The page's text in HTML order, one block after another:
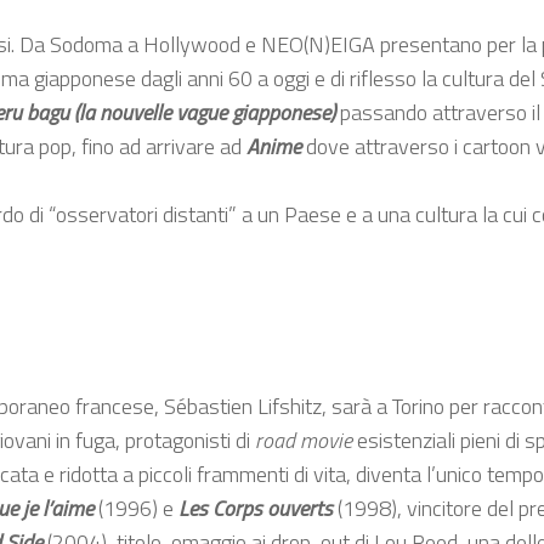
Da Sodoma a Hollywood e NEO(N)EIGA presentano per
giapponese dagli anni 60 a oggi e di riflesso la cultura del
bagu (la nouvelle vague giapponese)passando attraverso il
pop, fino ad arrivare adAnimedove attraverso i cartoon
di “osservatori distanti” a un Paese e a una cultura la
francese, Sébastien Lifshitz, sarà a Torino per
in fuga, protagonisti di road movieesistenziali pieni di
e ridotta a piccoli frammenti di vita, diventa l’unico
je l’aime(1996) e Les Corpsouverts(1998), vincitore del